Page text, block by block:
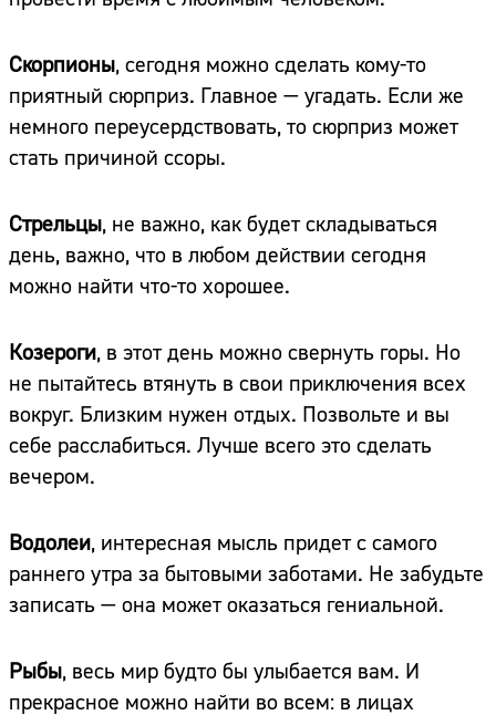
Скорпионы, сегодня можно сделать кому-то
приятный сюрприз. Главное — угадать. Если же
немного переусердствовать, то сюрприз может
стать причиной ссоры.
Стрельцы, не важно, как будет складываться
день, важно, что в любом действии сегодня
можно найти что-то хорошее.
Козероги, в этот день можно свернуть горы. Но
не пытайтесь втянуть в свои приключения всех
вокруг. Близким нужен отдых. Позвольте и вы
себе расслабиться. Лучше всего это сделать
вечером.
Водолеи, интересная мысль придет с самого
раннего утра за бытовыми заботами. Не забудьте
записать — она может оказаться гениальной.
Рыбы, весь мир будто бы улыбается вам. И
прекрасное можно найти во всем: в лицах